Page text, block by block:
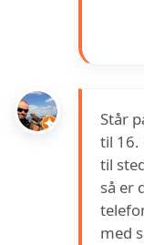
Står
til 16.
til
så er
med